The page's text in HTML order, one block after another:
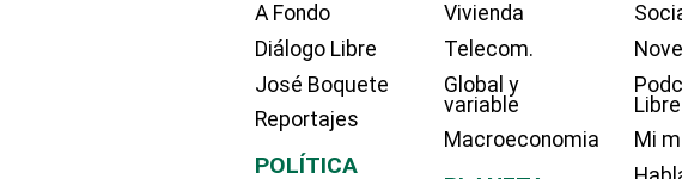
A Fondo
Diálogo Libre
José Boquete
Reportajes
POLÍTICA
Vivienda
Telecom.
Global y
variable
Macroeconomia
Libre
Mi